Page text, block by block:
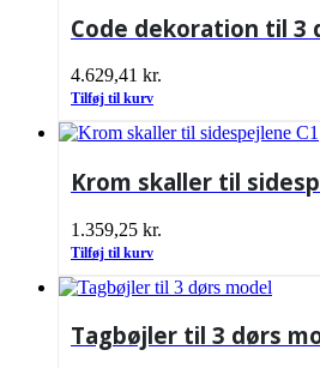
Code dekoration til 3
4.629,41 kr.
Tilføj til kurv
Krom skaller til
1.359,25 kr.
Tilføj til kurv
Tagbøjler til 3 dørs